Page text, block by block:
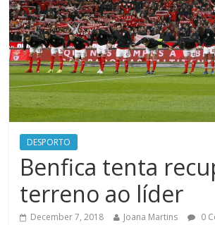
DESPORTO
Benfica tenta
terreno ao líder
December 7, 2018 Joana Martins
0